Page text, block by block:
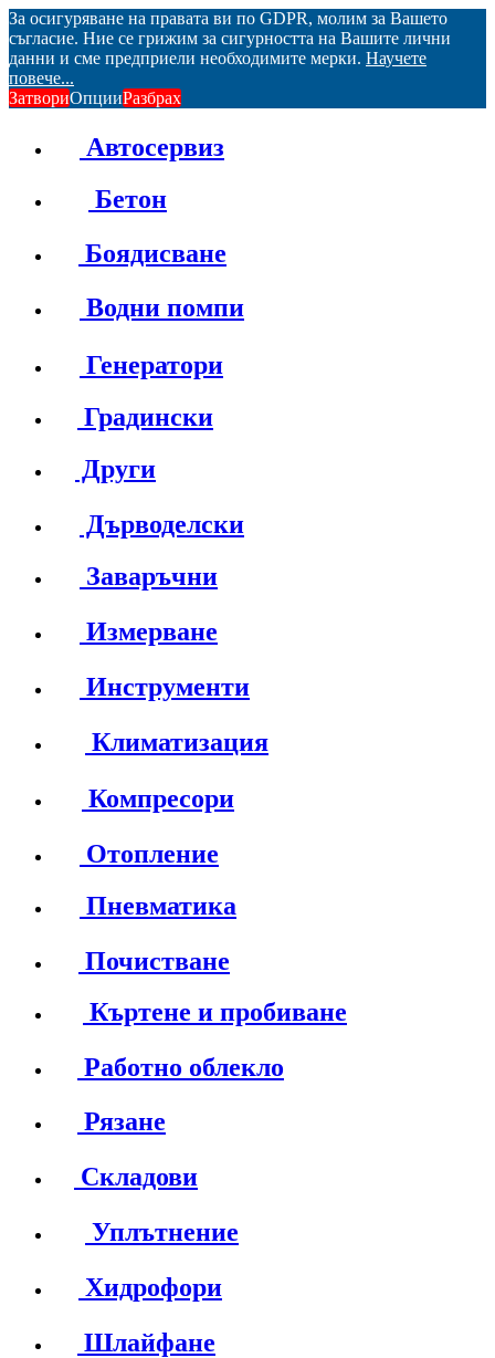
За осигуряване на правата ви по GDPR, молим за Вашето
съгласие. Ние се грижим за сигурността на Вашите лични
данни и сме предприели необходимите мерки. Научете
повече...
ЗатвориОпцииРазбрах
Автосервиз
Бетон
Боядисване
Водни помпи
Генератори
Градински
Други
Дърводелски
Заваръчни
Измерване
Инструменти
Климатизация
Компресори
Отопление
Пневматика
Почистване
Къртене и пробиване
Работно облекло
Рязане
Складови
Уплътнение
Хидрофори
Шлайфане